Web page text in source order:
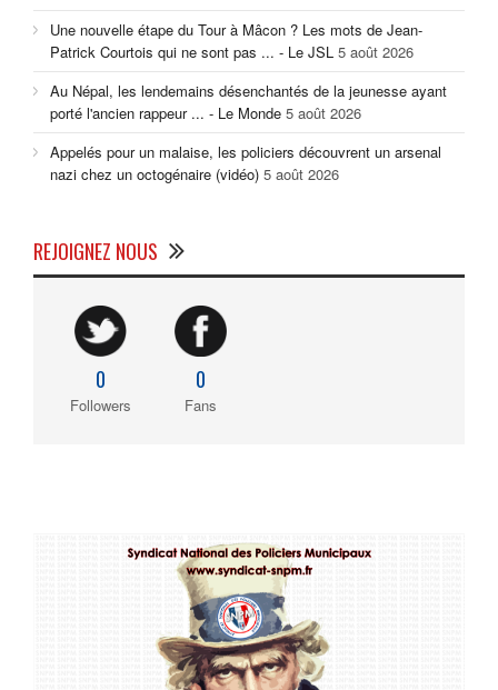
Une nouvelle étape du Tour à Mâcon ? Les mots de Jean-
Patrick Courtois qui ne sont pas ... - Le JSL 5 août 2026
Au Népal, les lendemains désenchantés de la jeunesse ayant
porté l'ancien rappeur ... - Le Monde 5 août 2026
Appelés pour un malaise, les policiers découvrent un arsenal
nazi chez un octogénaire (vidéo) 5 août 2026
REJOIGNEZ NOUS
0
Followers
0
Fans